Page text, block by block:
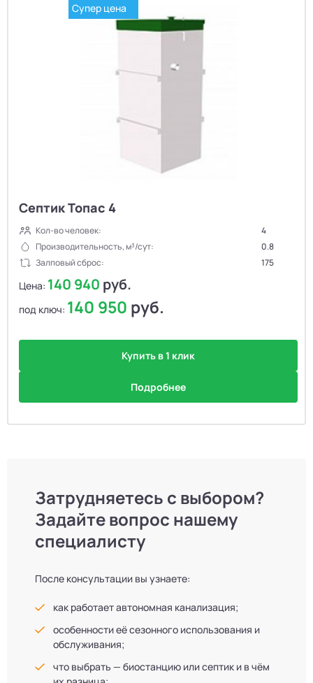
Супер цена
Септик Топас 4
Кол-во человек:
4
Производительность, м³/сут:
0.8
Залповый сброс:
175
Цена: 140 940 руб.
под ключ: 140 950 руб.
Купить в 1 клик
Подробнее
Затрудняетесь с выбором?
Задайте вопрос нашему
специалисту
После консультации вы узнаете:
как работает автономная канализация;
особенности её сезонного использования и
обслуживания;
что выбрать — биостанцию или септик и в чём